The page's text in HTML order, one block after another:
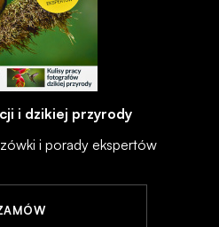
i dzikiej przyrody
i porady ekspertów